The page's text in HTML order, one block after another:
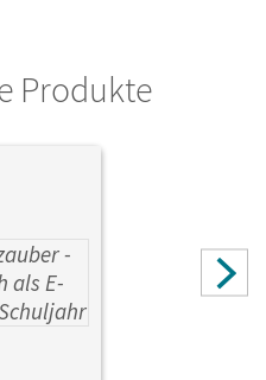
Produkte